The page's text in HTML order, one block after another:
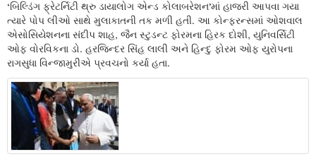
‘બિલ્ડિંગ ફ્રેટર્નિટી થ્રુ ડાયાલોગ એન્ડ કોલાબરેશન’માં હાજરી આપવા ગયા
ત્યારે પોપ લીઓ સાથે મુલાકાતની તક મળી હતી. આ કોન્ફરન્સમાં ઓશવાલ
એસોસિયેશનના સંદીપ શાહ, જૈન સ્ટુડન્ટ ફોરમના હિરક દોશી, યુનિવર્સિટી
ઓફ વોરવિકના ડો. હરજિન્દર સિંહ લાલી અને હિન્દુ ફોરમ ઓફ યુરોપના
રાગસુધા વિન્જામુરીએ પ્રવચનો કર્યા હતા.